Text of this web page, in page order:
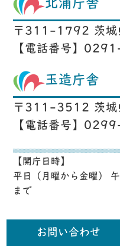
北浦庁舎
〒311-1792 茨城
【電話番号】
玉造庁舎
〒311-3512 茨城
【電話番号】
【開庁日時】
平日（月曜から金曜）
まで
お問い合わせ